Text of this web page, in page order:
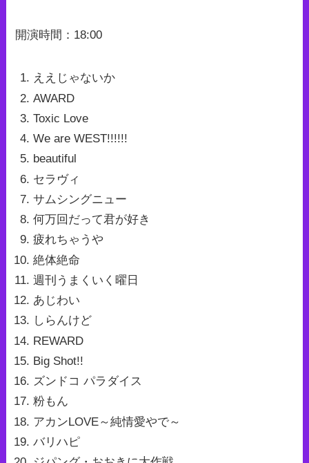
開演時間：18:00
ええじゃないか
AWARD
Toxic Love
We are WEST!!!!!!
beautiful
セラヴィ
サムシングニュー
何万回だって君が好き
疲れちゃうや
絶体絶命
週刊うまくいく曜日
あじわい
しらんけど
REWARD
Big Shot!!
ズンドコ パラダイス
粉もん
アカンLOVE～純情愛やで～
バリハピ